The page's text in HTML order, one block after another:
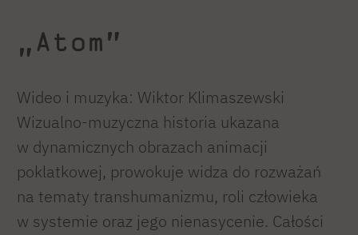
„Atom”
Wideo i muzyka: Wiktor Klimaszewski
Wizualno-muzyczna historia ukazana
w dynamicznych obrazach animacji
poklatkowej, prowokuje widza do rozważań
na tematy transhumanizmu, roli człowieka
w systemie oraz jego nienasycenie. Całości